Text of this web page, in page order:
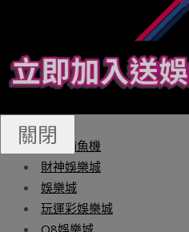
一定要認準相關認證標識，避
臉，那就得不償失了哦
*部分圖片來自網絡，如有版權
以下平臺閱讀我是美物君資訊
條、一點資訊、搜狐新聞、趣
推薦:
財神捕魚機
財神娛樂城
娛樂城
玩運彩娛樂城
Q8娛樂城
關閉